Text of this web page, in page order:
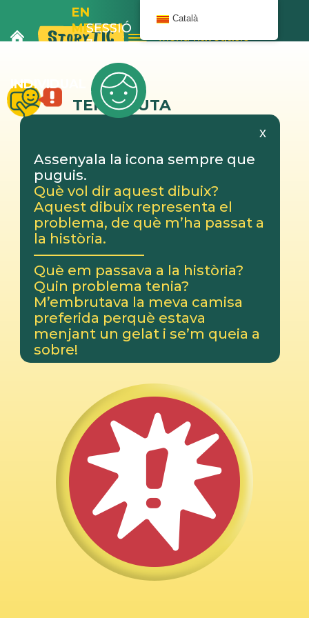
EN
MELOIX
I LA
BANYERA
SESSIÓ
3
INDIVIDUAL
TERAPEUTA
x
Assenyala la icona sempre que
puguis.
Què vol dir aquest dibuix?
Aquest dibuix representa el
problema, de què m’ha passat a
la història.
————————
Què em passava a la història?
Quin problema tenia?
M’embrutava la meva camisa
preferida perquè estava
menjant un gelat i se’m queia a
sobre!
Català